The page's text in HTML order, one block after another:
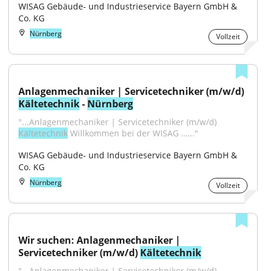
WISAG Gebäude- und Industrieservice Bayern GmbH &
Co. KG
Nürnberg Vollzeit
Kältetechnik - Nürnberg
Kältetechnik Willkommen bei der WISAG …..."
WISAG Gebäude- und Industrieservice Bayern GmbH &
Co. KG
Nürnberg Vollzeit
Wir suchen: Anlagenmechaniker |
Servicetechniker (m/w/d) Kältetechnik